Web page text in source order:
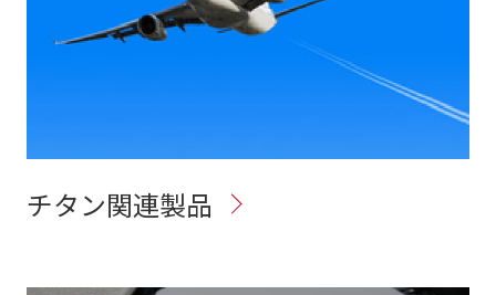
チタン関連製品